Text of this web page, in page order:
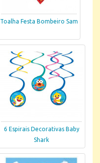
Toalha Festa Bombeiro Sam
6 Espirais Decorativas Baby
Shark